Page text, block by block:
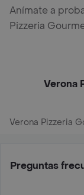
Anímate a
Pizzeria
Verona
Verona Pizzeria
Preguntas